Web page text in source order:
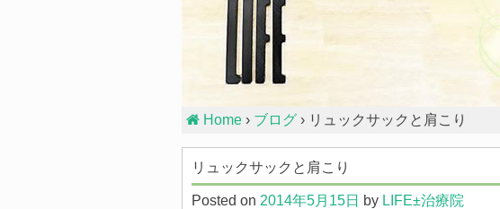
Home › ブログ › リュックサックと肩こり
リュックサックと肩こり
Posted on 2014年5月15日 by LIFE±治療院